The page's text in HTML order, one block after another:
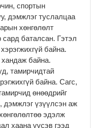
спортын
дэмжлэг туслалцаа
хөнгөлөлт
сард баталсан. Гэтэл
байна.
хандаж байна.
тамирчидтай
байна. Сагс,
өнөөдрийг
дэмжлэг үзүүлсэн аж
эдэлж
хаана үүсэв гээд